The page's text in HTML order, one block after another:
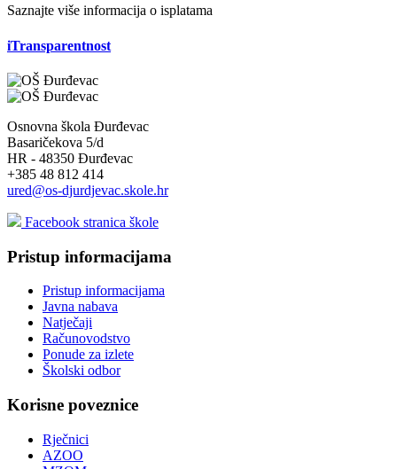
Saznajte više informacija o isplatama
iTransparentnost
Osnovna škola Đurđevac
Basaričekova 5/d
HR - 48350 Đurđevac
+385 48 812 414
ured@os-djurdjevac.skole.hr
Facebook stranica škole
Pristup informacijama
Pristup informacijama
Javna nabava
Natječaji
Računovodstvo
Ponude za izlete
Školski odbor
Korisne poveznice
Rječnici
AZOO